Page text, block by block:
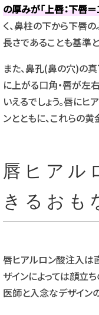
の厚みが「上唇：下唇＝
く、鼻柱の下から下唇
長さであることも基準
また、鼻孔(鼻の穴)の
に上がる口角・唇が左
いえるでしょう。唇に
ンとともに、これらの
唇ヒアル
きるおも
唇ヒアルロン酸注入は
ザインによっては顔立
医師と入念なデザイン